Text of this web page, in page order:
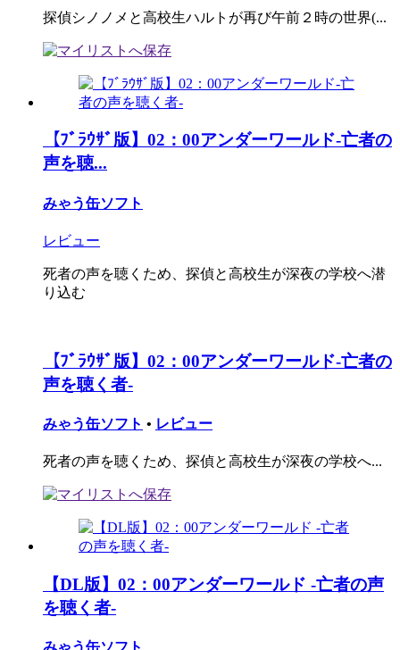
探偵シノノメと高校生ハルトが再び午前２時の世界(...
【ﾌﾞﾗｳｻﾞ版】02：00アンダーワールド-亡者の
声を聴...
みゃう缶ソフト
レビュー
死者の声を聴くため、探偵と高校生が深夜の学校へ潜
り込む
【ﾌﾞﾗｳｻﾞ版】02：00アンダーワールド-亡者の
声を聴く者-
みゃう缶ソフト • レビュー
死者の声を聴くため、探偵と高校生が深夜の学校へ...
【DL版】02：00アンダーワールド -亡者の声
を聴く者-